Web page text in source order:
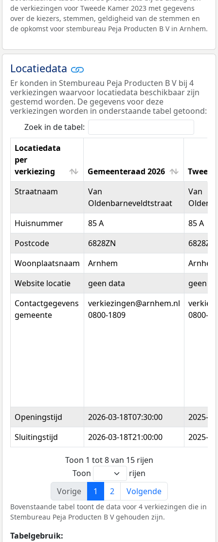
de verkiezingen voor Tweede Kamer 2023 met gegevens
over de kiezers, stemmen, geldigheid van de stemmen en
de opkomst voor stembureau Peja Producten B V in Arnhem.
Locatiedata
Er konden in Stembureau Peja Producten B V bij 4
verkiezingen waarvoor locatiedata beschikbaar zijn
gestemd worden. De gegevens voor deze
verkiezingen worden in onderstaande tabel getoond:
Zoek in de tabel:
Locatiedata
per
verkiezing
Gemeenteraad 2026
Locatiedata
verkiezing
Gemeenteraad 2026
Straatnaam
Van
Oldenbarneveldtstraat
Van
Huisnummer
85 A
85 A
Postcode
6828ZN
6828ZN
Woonplaatsnaam
Arnhem
Arnhem
Website locatie
geen data
geen
Contactgegevens
gemeente
verkiezingen@arnhem.nl
0800-1809
0800-
Openingstijd 2026-03-18T07:30:00
2025-
Sluitingstijd
2026-03-18T21:00:00 2025-
Toon 1 tot 8 van 15 rijen
Toon
rijen
Vorige
1 2 Volgende
Bovenstaande tabel toont de data voor 4 verkiezingen die in
Stembureau Peja Producten B V gehouden zijn.
Tabelgebruik: